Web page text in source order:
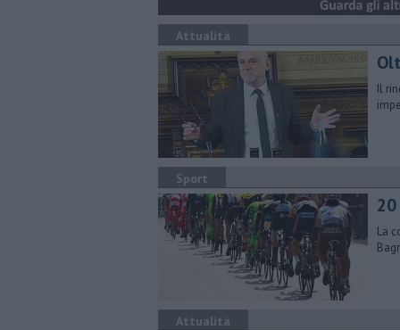
Attualità
Il
Sport
La
Attualità